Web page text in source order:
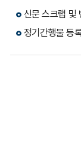
신문 스크랩 및
정기간행물 등